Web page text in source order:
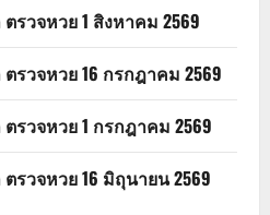
รวจหวย 1 สิงหาคม 2569
รวจหวย 16 กรกฎาคม 2569
รวจหวย 1 กรกฎาคม 2569
รวจหวย 16 มิถุนายน 2569